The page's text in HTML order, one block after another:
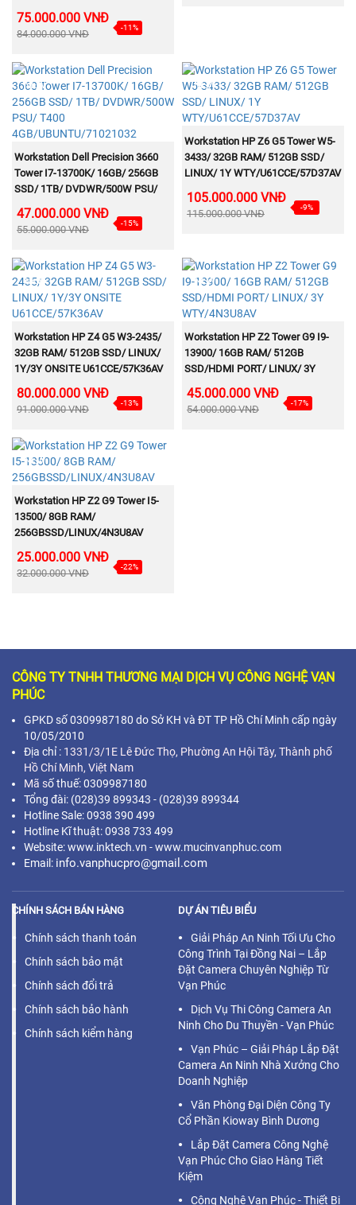
512GB/HDD 1TB/ NVIDIA
T400/DVD RW/Win 11 Pro/ 3Y
75.000.000 VNĐ
84.000.000 VNĐ
-11%
NEW
MUA NGAY
Workstation Dell Precision 3660
Tower I7-13700K/ 16GB/ 256GB
SSD/ 1TB/ DVDWR/500W PSU/
T400 4GB/UBUNTU/71021032
47.000.000 VNĐ
55.000.000 VNĐ
-15%
NEW
MUA NGAY
Workstation HP Z6 G5 Tower W5-
3433/ 32GB RAM/ 512GB SSD/
LINUX/ 1Y WTY/U61CCE/57D37AV
105.000.000 VNĐ
115.000.000 VNĐ
-9%
NEW
MUA NGAY
Workstation HP Z4 G5 W3-2435/
32GB RAM/ 512GB SSD/ LINUX/
1Y/3Y ONSITE U61CCE/57K36AV
80.000.000 VNĐ
91.000.000 VNĐ
-13%
NEW
MUA NGAY
Workstation HP Z2 Tower G9 I9-
13900/ 16GB RAM/ 512GB
SSD/HDMI PORT/ LINUX/ 3Y
WTY/4N3U8AV
45.000.000 VNĐ
54.000.000 VNĐ
-17%
NEW
MUA NGAY
Workstation HP Z2 G9 Tower I5-
13500/ 8GB RAM/
256GBSSD/LINUX/4N3U8AV
25.000.000 VNĐ
32.000.000 VNĐ
-22%
CÔNG TY TNHH THƯƠNG MẠI DỊCH VỤ CÔNG NGHỆ VẠN
PHÚC
GPKD số 0309987180 do Sở KH và ĐT TP Hồ Chí Minh cấp ngày
10/05/2010
Địa chỉ : 1331/3/1E Lê Đức Thọ, Phường An Hội Tây, Thành phố
Hồ Chí Minh, Việt Nam
Mã số thuế: 0309987180
Tổng đài: (028)39 899343 - (028)39 899344
Hotline Sale: 0938 390 499
Hotline Kĩ thuật: 0938 733 499
Website: www.inktech.vn - www.mucinvanphuc.com
Email: info.vanphucpro@gmail.com
CHÍNH SÁCH BÁN HÀNG
Chính sách thanh toán
Chính sách bảo mật
Chính sách đổi trả
Chính sách bảo hành
Chính sách kiểm hàng
DỰ ÁN TIÊU BIỂU
Giải Pháp An Ninh Tối Ưu Cho
Công Trình Tại Đồng Nai – Lắp
Đặt Camera Chuyên Nghiệp Từ
Vạn Phúc
Dịch Vụ Thi Công Camera An
Ninh Cho Du Thuyền - Vạn Phúc
Vạn Phúc – Giải Pháp Lắp Đặt
Camera An Ninh Nhà Xưởng Cho
Doanh Nghiệp
Văn Phòng Đại Diện Công Ty
Cổ Phần Kioway Bình Dương
Lắp Đặt Camera Công Nghệ
Vạn Phúc Cho Giao Hàng Tiết
Kiệm
Công Nghệ Vạn Phúc - Thiết Bị